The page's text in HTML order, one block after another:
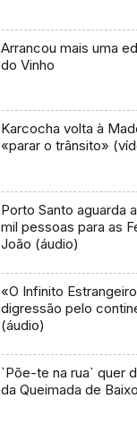
Arrancou mais uma
do Vinho
Karcocha volta à
«parar o trânsito»
Porto Santo aguarda
mil pessoas para as
João (áudio)
«O Infinito
digressão pelo
(áudio)
`Põe-te na rua` quer
da Queimada de Baixo